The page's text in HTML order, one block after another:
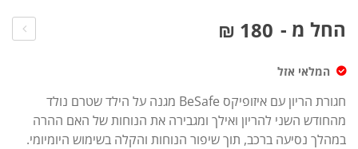
לרכב
(SIP)
החל מ - ₪ 180
המלאי אזל
חגורת הריון עם איזופיקס BeSafe מגנה על הילד שטרם נולד
מהחודש השני להריון ואילך ומגבירה את הנוחות של האם ההרה
במהלך נסיעה ברכב, תוך שיפור הנוחות והקלה בשימוש היומיומי.